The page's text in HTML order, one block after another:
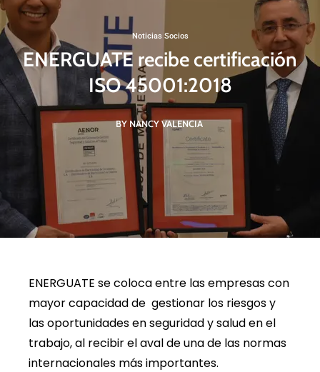
Noticias Socios
ENERGUATE recibe certificación
ISO 45001:2018
BY NANCY VALENCIA
ENERGUATE se coloca entre las empresas con
mayor capacidad de gestionar los riesgos y
las oportunidades en seguridad y salud en el
trabajo, al recibir el aval de una de las normas
internacionales más importantes.